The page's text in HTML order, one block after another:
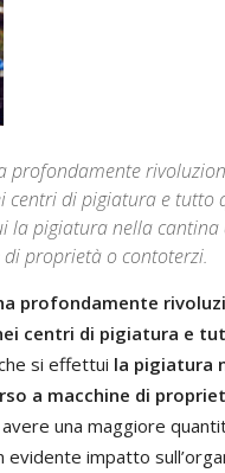
profondamente
centri di pigiatura e tutto
la pigiatura nella
proprietà o contoterzi.
profondamente
centri di pigiatura e
si effettui la pigiatura
a macchine di
una maggiore
impatto